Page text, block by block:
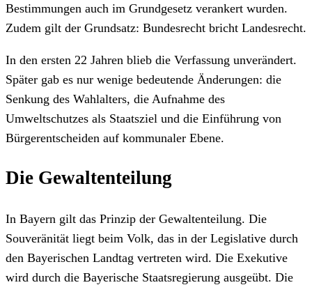
Bestimmungen auch im Grundgesetz verankert wurden.
Zudem gilt der Grundsatz: Bundesrecht bricht Landesrecht.
In den ersten 22 Jahren blieb die Verfassung unverändert.
Später gab es nur wenige bedeutende Änderungen: die
Senkung des Wahlalters, die Aufnahme des
Umweltschutzes als Staatsziel und die Einführung von
Bürgerentscheiden auf kommunaler Ebene.
Die Gewaltenteilung
In Bayern gilt das Prinzip der Gewaltenteilung. Die
Souveränität liegt beim Volk, das in der Legislative durch
den Bayerischen Landtag vertreten wird. Die Exekutive
wird durch die Bayerische Staatsregierung ausgeübt. Die